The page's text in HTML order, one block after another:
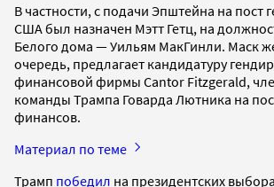
В частности, с подачи Эпштейна на пост
США был назначен Мэтт Гетц, на
Белого дома — Уильям МакГинли. Маск
очередь, предлагает кандидатуру
финансовой фирмы Cantor Fitzgerald,
команды Трампа Говарда Лютника на
финансов.
Материал по теме
Трамп победил на президентских